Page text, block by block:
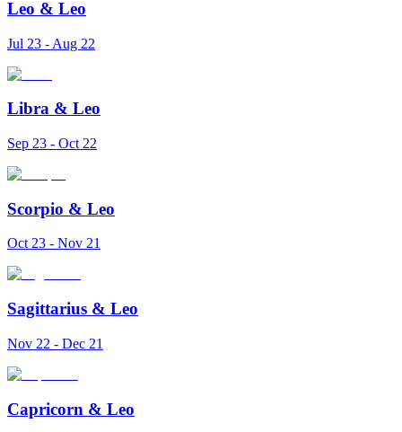
Leo & Leo
Jul 23 - Aug 22
Libra & Leo
Sep 23 - Oct 22
Scorpio & Leo
Oct 23 - Nov 21
Sagittarius & Leo
Nov 22 - Dec 21
Capricorn & Leo